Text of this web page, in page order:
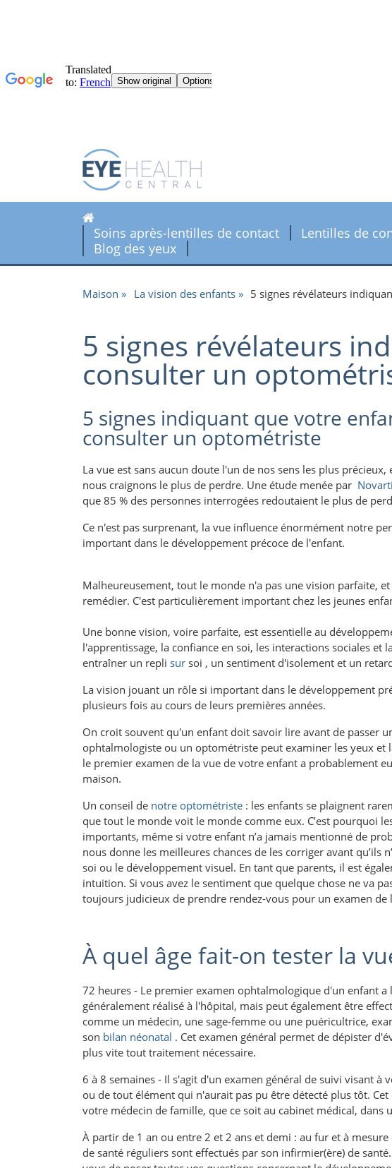
Soins après-lentilles de contact Lentilles de
Blog des yeux
Maison La vision des enfants 5 signes révélateurs
5 signes révélateurs
consulter un
5 signes indiquant que votre
consulter un optométriste
La vue est sans aucun doute l'un de nos sens les plus précieux,
nous craignons le plus de perdre. Une étude menée par
que 85 % des personnes interrogées redoutaient le plus de
Ce n'est pas surprenant, la vue influence énormément notre
important dans le développement précoce de l'enfant.
Malheureusement, tout le monde n'a pas une vision parfaite,
remédier. C'est particulièrement important chez les jeunes
Une bonne vision, voire parfaite, est essentielle au
l'apprentissage, la confiance en soi, les interactions sociales et
entraîner un repli sur soi , un sentiment d'isolement et un
La vision jouant un rôle si important dans le développement
plusieurs fois au cours de leurs premières années.
On croit souvent qu'un enfant doit savoir lire avant de passer
ophtalmologiste ou un optométriste peut examiner les yeux et
le premier examen de la vue de votre enfant a probablement
maison.
Un conseil de notre optométriste : les enfants se plaignent
que tout le monde voit le monde comme eux. C’est pourquoi
importants, même si votre enfant n’a jamais mentionné de
nous donne les meilleures chances de les corriger avant qu’ils
soi ou le développement visuel. En tant que parents, il est
intuition. Si vous avez le sentiment que quelque chose ne va
toujours judicieux de prendre rendez-vous pour un examen de
À quel âge fait-on tester la
72 heures - Le premier examen ophtalmologique d'un enfant a
généralement réalisé à l'hôpital, mais peut également être
comme un médecin, une sage-femme ou une puéricultrice,
son bilan néonatal . Cet examen général permet de dépister
plus vite tout traitement nécessaire.
6 à 8 semaines - Il s'agit d'un examen général de suivi visant à
ou de tout élément qui n'aurait pas pu être détecté plus tôt.
votre médecin de famille, que ce soit au cabinet médical,
À partir de 1 an ou entre 2 et 2 ans et demi : au fur et à
de santé réguliers sont effectués par son infirmier(ère) de